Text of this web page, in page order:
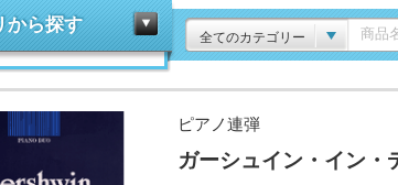
から探す
全てのカテゴリー
ピアノ連弾
ガーシュイン・イン・